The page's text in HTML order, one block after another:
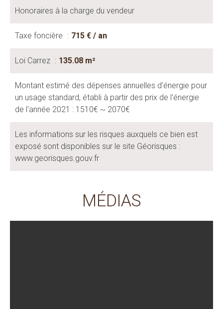
Honoraires à la charge du vendeur
Taxe foncière 715 € / an
Loi Carrez 135.08 m²
Montant estimé des dépenses annuelles d'énergie pour
un usage standard, établi à partir des prix de l'énergie
de l'année 2021 : 1510€ ~ 2070€
Les informations sur les risques auxquels ce bien est
exposé sont disponibles sur le site Géorisques :
www.georisques.gouv.fr
MÉDIAS